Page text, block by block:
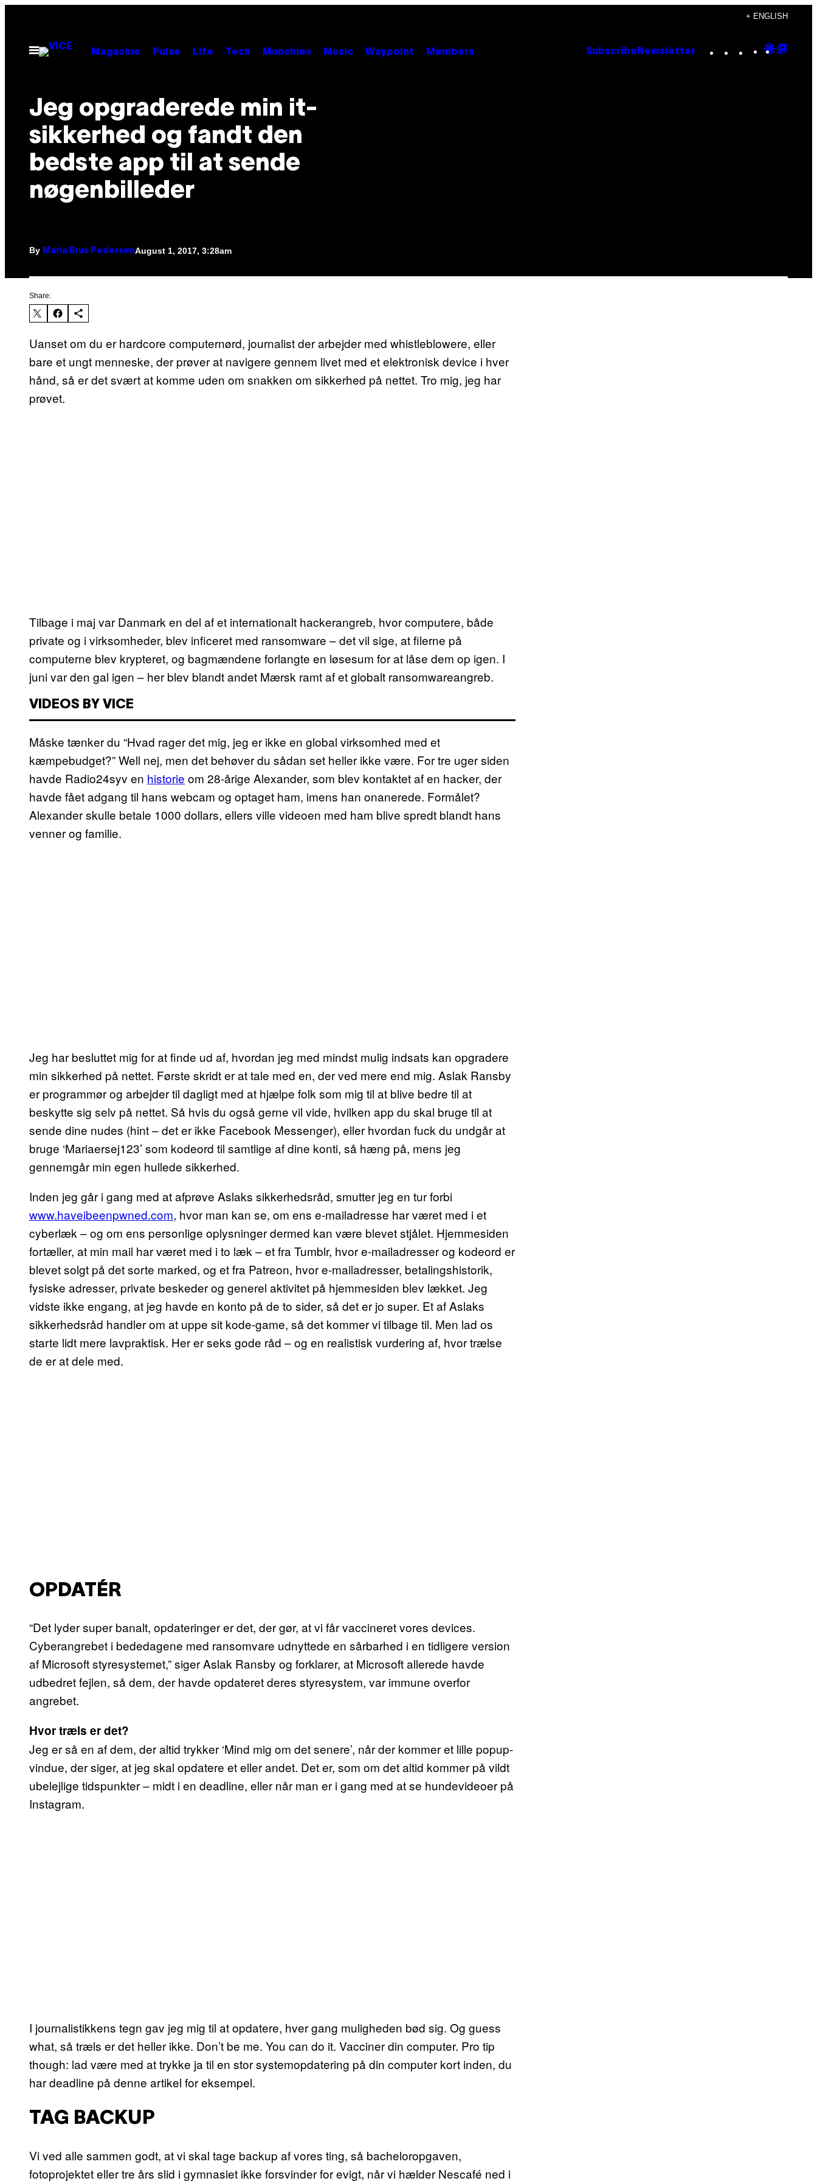
content
+ ENGLISH
Open
Menu
Magazine Pulse Life Tech Munchies Music Waypoint Members Subscribe Newsletter Instagram
TikTok
YouTube
Google
Jeg opgraderede min it-
sikkerhed og fandt den
bedste app til at sende
nøgenbilleder
By Maria Brus PedersenAugust 1, 2017, 3:28am
Share:
Uanset om du er hardcore computernørd, journalist der arbejder med whistleblowere, eller
bare et ungt menneske, der prøver at navigere gennem livet med et elektronisk device i hver
hånd, så er det svært at komme uden om snakken om sikkerhed på nettet. Tro mig, jeg har
prøvet.
Tilbage i maj var Danmark en del af et internationalt hackerangreb, hvor computere, både
private og i virksomheder, blev inficeret med ransomware – det vil sige, at filerne på
computerne blev krypteret, og bagmændene forlangte en løsesum for at låse dem op igen. I
juni var den gal igen – her blev blandt andet Mærsk ramt af et globalt ransomwareangreb.
VIDEOS BY VICE
Måske tænker du “Hvad rager det mig, jeg er ikke en global virksomhed med et
kæmpebudget?” Well nej, men det behøver du sådan set heller ikke være. For tre uger siden
havde Radio24syv en historie om 28-årige Alexander, som blev kontaktet af en hacker, der
havde fået adgang til hans webcam og optaget ham, imens han onanerede. Formålet?
Alexander skulle betale 1000 dollars, ellers ville videoen med ham blive spredt blandt hans
venner og familie.
Jeg har besluttet mig for at finde ud af, hvordan jeg med mindst mulig indsats kan opgradere
min sikkerhed på nettet. Første skridt er at tale med en, der ved mere end mig. Aslak Ransby
er programmør og arbejder til dagligt med at hjælpe folk som mig til at blive bedre til at
beskytte sig selv på nettet. Så hvis du også gerne vil vide, hvilken app du skal bruge til at
sende dine nudes (hint – det er ikke Facebook Messenger), eller hvordan fuck du undgår at
bruge ‘Mariaersej123’ som kodeord til samtlige af dine konti, så hæng på, mens jeg
gennemgår min egen hullede sikkerhed.
Inden jeg går i gang med at afprøve Aslaks sikkerhedsråd, smutter jeg en tur forbi
www.haveibeenpwned.com, hvor man kan se, om ens e-mailadresse har været med i et
cyberlæk – og om ens personlige oplysninger dermed kan være blevet stjålet. Hjemmesiden
fortæller, at min mail har været med i to læk – et fra Tumblr, hvor e-mailadresser og kodeord er
blevet solgt på det sorte marked, og et fra Patreon, hvor e-mailadresser, betalingshistorik,
fysiske adresser, private beskeder og generel aktivitet på hjemmesiden blev lækket. Jeg
vidste ikke engang, at jeg havde en konto på de to sider, så det er jo super. Et af Aslaks
sikkerhedsråd handler om at uppe sit kode-game, så det kommer vi tilbage til. Men lad os
starte lidt mere lavpraktisk. Her er seks gode råd – og en realistisk vurdering af, hvor trælse
de er at dele med.
OPDATÉR
“Det lyder super banalt, opdateringer er det, der gør, at vi får vaccineret vores devices.
Cyberangrebet i bededagene med ransomvare udnyttede en sårbarhed i en tidligere version
af Microsoft styresystemet,” siger Aslak Ransby og forklarer, at Microsoft allerede havde
udbedret fejlen, så dem, der havde opdateret deres styresystem, var immune overfor
angrebet.
Hvor træls er det?
Jeg er så en af dem, der altid trykker ‘Mind mig om det senere’, når der kommer et lille popup-
vindue, der siger, at jeg skal opdatere et eller andet. Det er, som om det altid kommer på vildt
ubelejlige tidspunkter – midt i en deadline, eller når man er i gang med at se hundevideoer på
Instagram.
I journalistikkens tegn gav jeg mig til at opdatere, hver gang muligheden bød sig. Og guess
what, så træls er det heller ikke. Don’t be me. You can do it. Vacciner din computer. Pro tip
though: lad være med at trykke ja til en stor systemopdatering på din computer kort inden, du
har deadline på denne artikel for eksempel.
TAG BACKUP
Vi ved alle sammen godt, at vi skal tage backup af vores ting, så bacheloropgaven,
fotoprojektet eller tre års slid i gymnasiet ikke forsvinder for evigt, når vi hælder Nescafé ned i